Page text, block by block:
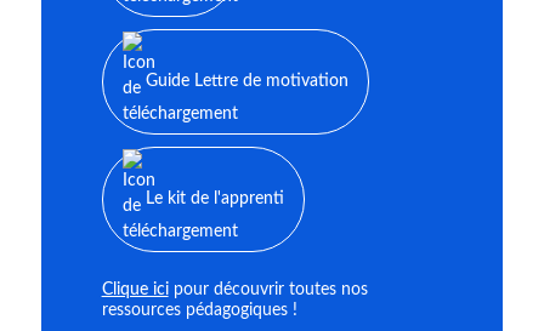
Guide Lettre de motivation
Le kit de l'apprenti
Clique icipour découvrir toutes nos
ressources pédagogiques !